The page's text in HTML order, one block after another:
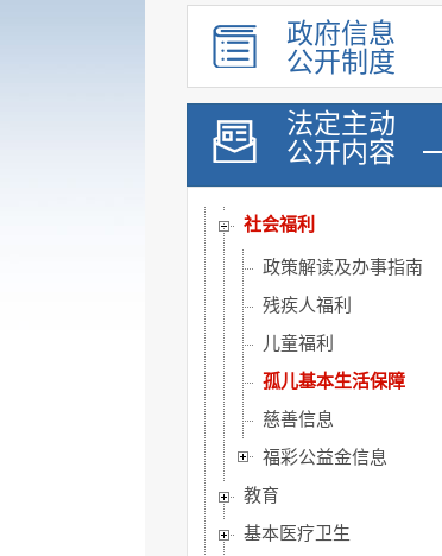
政府信息
公开制度
法定主动
公开内容
乡村振兴
涉农补贴
稳岗就业
社会保险
社会救助
社会福利
政策解读及办事指南
残疾人福利
儿童福利
孤儿基本生活保障
慈善信息
福彩公益金信息
教育
基本医疗卫生